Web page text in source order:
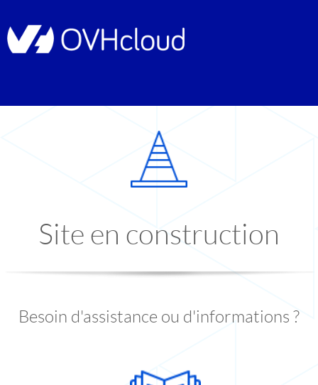
Site en construction
Besoin d'assistance ou d'informations ?